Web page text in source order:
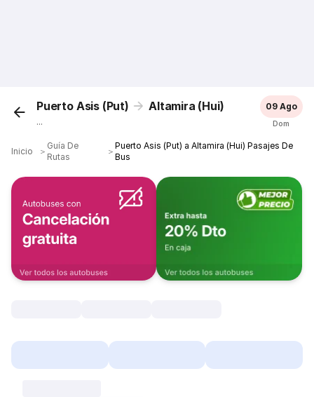
Puerto Asis (Put) Altamira (Hui)
...
09 Ago
Dom
Inicio ＞
Guía De
Rutas
＞
Puerto Asis (Put) a Altamira (Hui) Pasajes De
Bus